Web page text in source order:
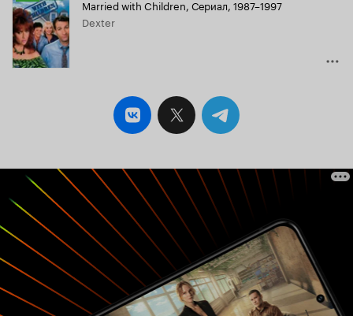
Кинопоиска
7.4
Married with Children, Сериал, 1987–1997
Dexter